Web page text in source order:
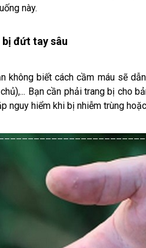
này.
đứt tay sâu
không biết cách cầm máu sẽ
Bạn cần phải trang bị cho
nguy hiểm khi bị nhiễm trùng